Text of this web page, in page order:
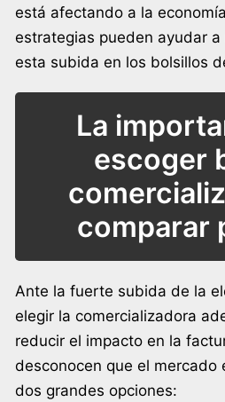
está afectando a la
estrategias pueden ayudar
esta subida en los bolsillos
La
escoger
comparar
Ante la fuerte subida de la
elegir la comercializadora
reducir el impacto en la
desconocen que el mercado
dos grandes opciones: